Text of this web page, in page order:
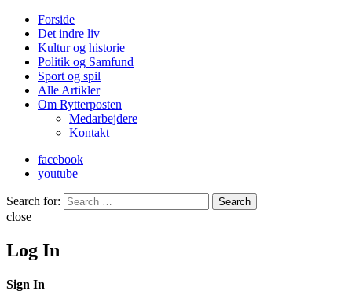
Forside
Det indre liv
Kultur og historie
Politik og Samfund
Sport og spil
Alle Artikler
Om Rytterposten
Medarbejdere
Kontakt
facebook
youtube
Search for: Search
close
Log In
Sign In